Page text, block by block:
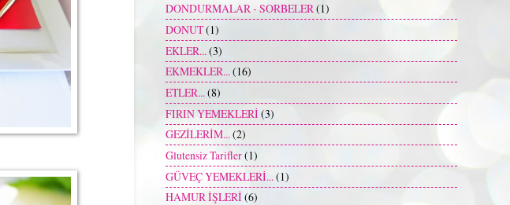
DONDURMALAR - SORBELER(1)
DONUT(1)
EKLER...(3)
EKMEKLER...(16)
ETLER...(8)
FIRIN YEMEKLERİ (3)
GEZİLERİM...(2)
Glutensiz Tarifler(1)
GÜVEÇ YEMEKLERİ...(1)
HAMUR İŞLERİ (6)